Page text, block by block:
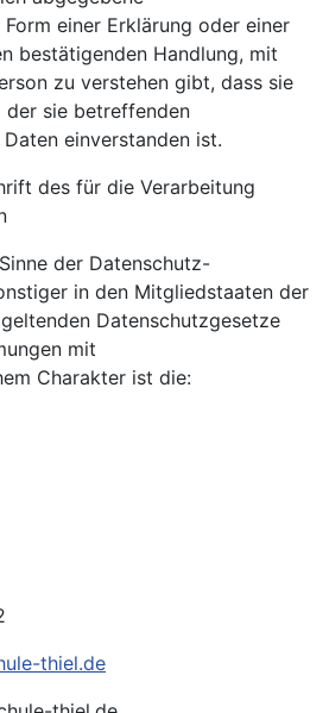
einer Erklärung oder einer
bestätigenden Handlung, mit
zu verstehen gibt, dass sie
sie betreffenden
einverstanden ist.
des für die Verarbeitung
der Datenschutz-
in den Mitgliedstaaten der
Datenschutzgesetze
mit
Charakter ist die:
thiel.de